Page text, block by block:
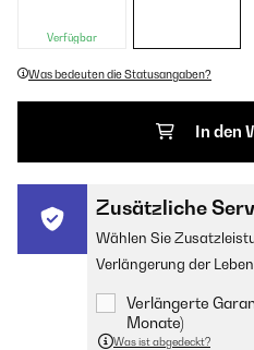
Verfügbar
Was bedeuten die Statusangaben?
In den
Zusätzliche
Wählen Sie
Verlängerung der
Verlängerte
Monate)
Was ist abgedeckt?